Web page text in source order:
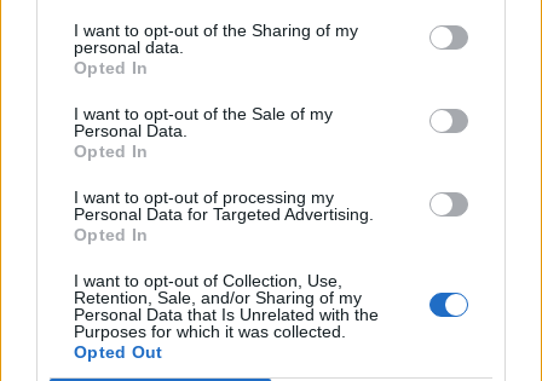
I want to opt-out of the Sharing of my
personal data.
Opted In
I want to opt-out of the Sale of my
Personal Data.
Opted In
I want to opt-out of processing my
Personal Data for Targeted Advertising.
Opted In
I want to opt-out of Collection, Use,
Retention, Sale, and/or Sharing of my
Personal Data that Is Unrelated with the
Purposes for which it was collected.
Opted Out
κατηγορούνται για τη δολοφονία του
59χρονου ψυχολόγου